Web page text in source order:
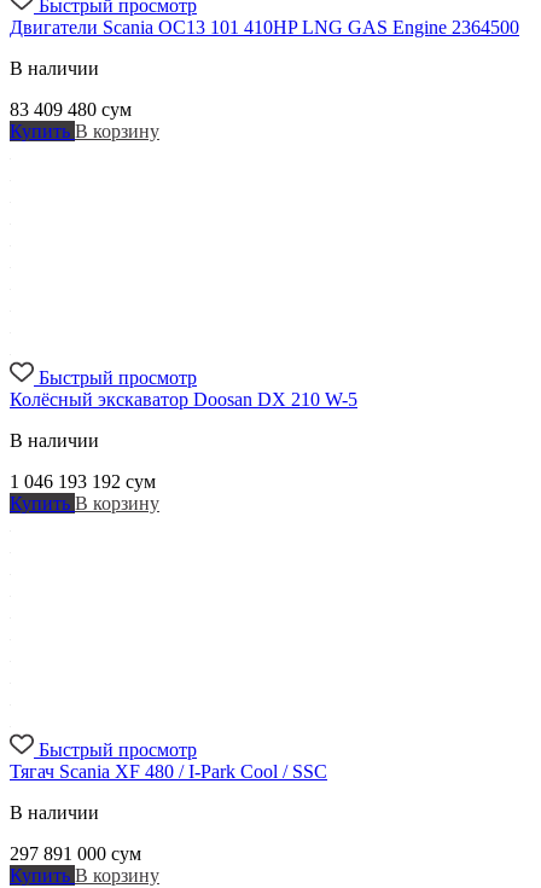
Быстрый просмотр
Двигатели Scania OC13 101 410HP LNG GAS Engine 2364500
В наличии
83 409 480 сум
Купить В корзину
Быстрый просмотр
Колёсный экскаватор Doosan DX 210 W-5
В наличии
1 046 193 192 сум
Купить В корзину
Быстрый просмотр
Тягач Scania XF 480 / I-Park Cool / SSC
В наличии
297 891 000 сум
Купить В корзину